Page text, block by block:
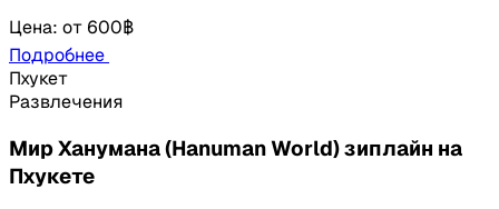
Цена: от 600฿
Подробнее
Пхукет
Развлечения
Мир Ханумана (Hanuman World) зиплайн на
Пхукете